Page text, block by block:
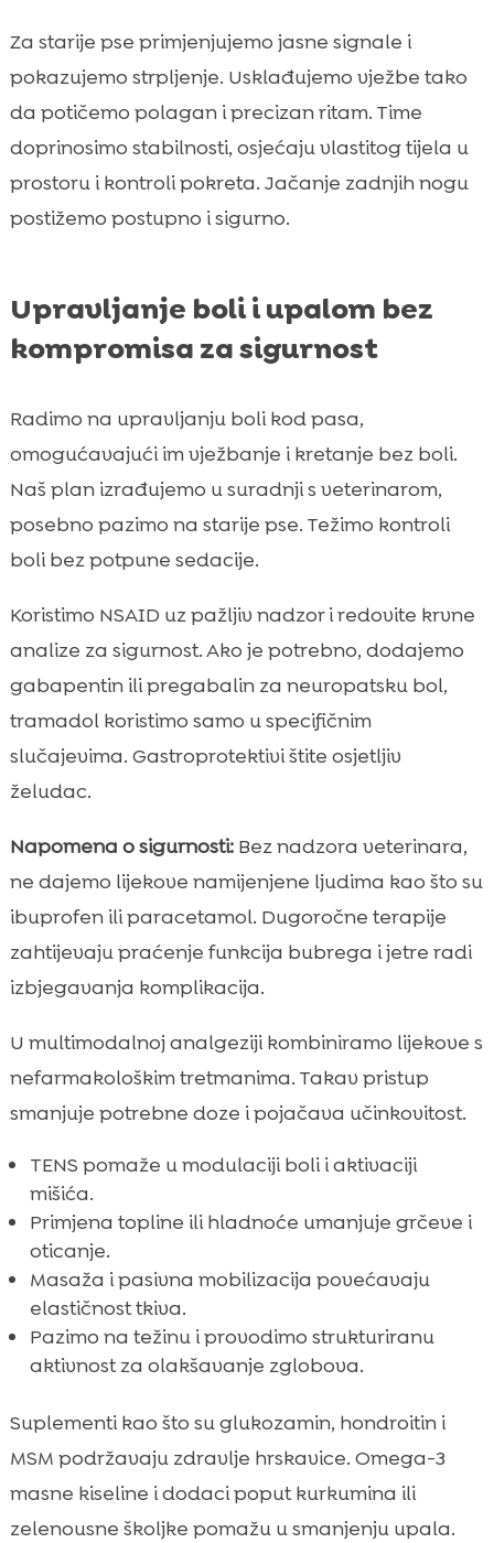
Za starije pse primjenjujemo jasne signale i
pokazujemo strpljenje. Usklađujemo vježbe tako
da potičemo polagan i precizan ritam. Time
doprinosimo stabilnosti, osjećaju vlastitog tijela u
prostoru i kontroli pokreta. Jačanje zadnjih nogu
postižemo postupno i sigurno.
Upravljanje boli i upalom bez
kompromisa za sigurnost
Radimo na upravljanju boli kod pasa,
omogućavajući im vježbanje i kretanje bez boli.
Naš plan izrađujemo u suradnji s veterinarom,
posebno pazimo na starije pse. Težimo kontroli
boli bez potpune sedacije.
Koristimo NSAID uz pažljiv nadzor i redovite krvne
analize za sigurnost. Ako je potrebno, dodajemo
gabapentin ili pregabalin za neuropatsku bol,
tramadol koristimo samo u specifičnim
slučajevima. Gastroprotektivi štite osjetljiv
želudac.
Napomena o sigurnosti:Bez nadzora veterinara,
ne dajemo lijekove namijenjene ljudima kao što su
ibuprofen ili paracetamol. Dugoročne terapije
zahtijevaju praćenje funkcija bubrega i jetre radi
izbjegavanja komplikacija.
U multimodalnoj analgeziji kombiniramo lijekove s
nefarmakološkim tretmanima. Takav pristup
smanjuje potrebne doze i pojačava učinkovitost.
TENS pomaže u modulaciji boli i aktivaciji
mišića.
Primjena topline ili hladnoće umanjuje grčeve i
oticanje.
Masaža i pasivna mobilizacija povećavaju
elastičnost tkiva.
Pazimo na težinu i provodimo strukturiranu
aktivnost za olakšavanje zglobova.
Suplementi kao što su glukozamin, hondroitin i
MSM podržavaju zdravlje hrskavice. Omega-3
masne kiseline i dodaci poput kurkumina ili
zelenousne školjke pomažu u smanjenju upala.